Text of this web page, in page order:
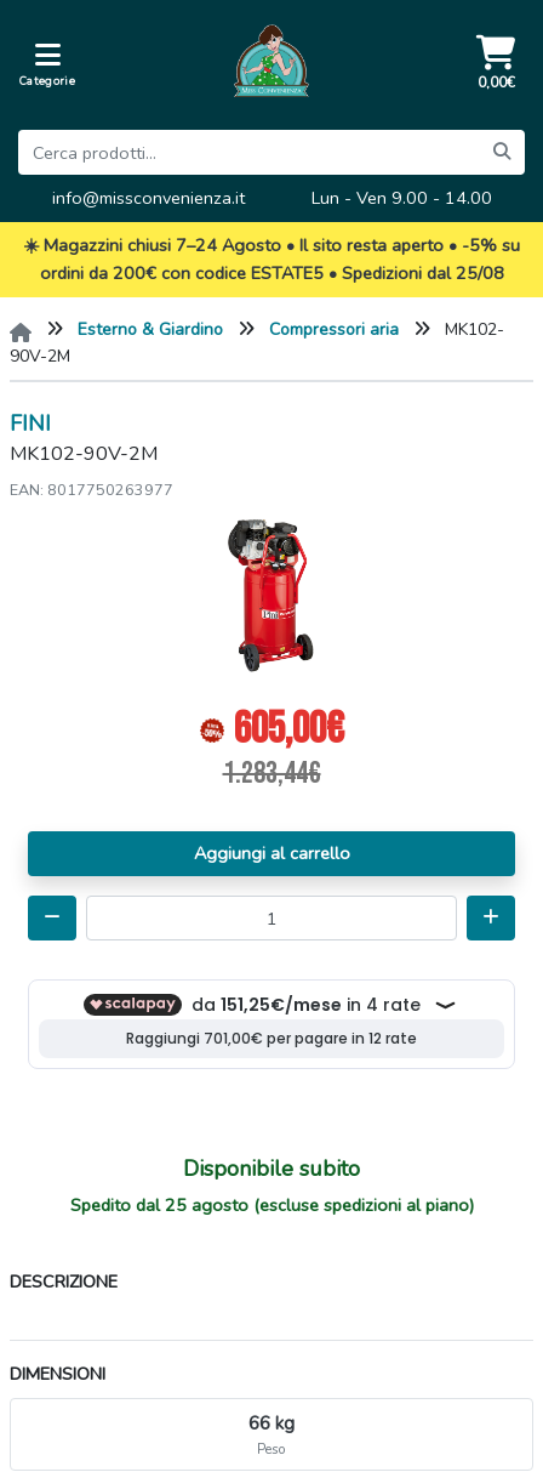
Categorie 0,00€
info@missconvenienza.it
Lun - Ven 9.00 - 14.00
☀️ Magazzini chiusi 7–24 Agosto • Il sito resta aperto • -5% su
ordini da 200€ con codice ESTATE5 • Spedizioni dal 25/08
Esterno & Giardino Compressori aria
MK102-
90V-2M
FINI
MK102-90V-2M
EAN: 8017750263977
605,00€
1.283,44€
Aggiungi al carrello
Disponibile subito
Spedito dal 25 agosto (escluse spedizioni al piano)
DESCRIZIONE
DIMENSIONI
66 kg
Peso